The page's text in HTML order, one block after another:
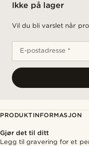
Ikke på lager
Vil du bli varslet når
E-postadresse *
PRODUKTINFORMASJON
Gjør det til ditt
Legg til gravering for et